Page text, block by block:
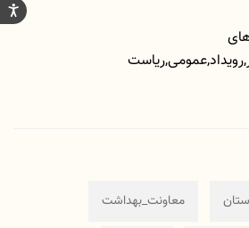
معاونت_بهداشت